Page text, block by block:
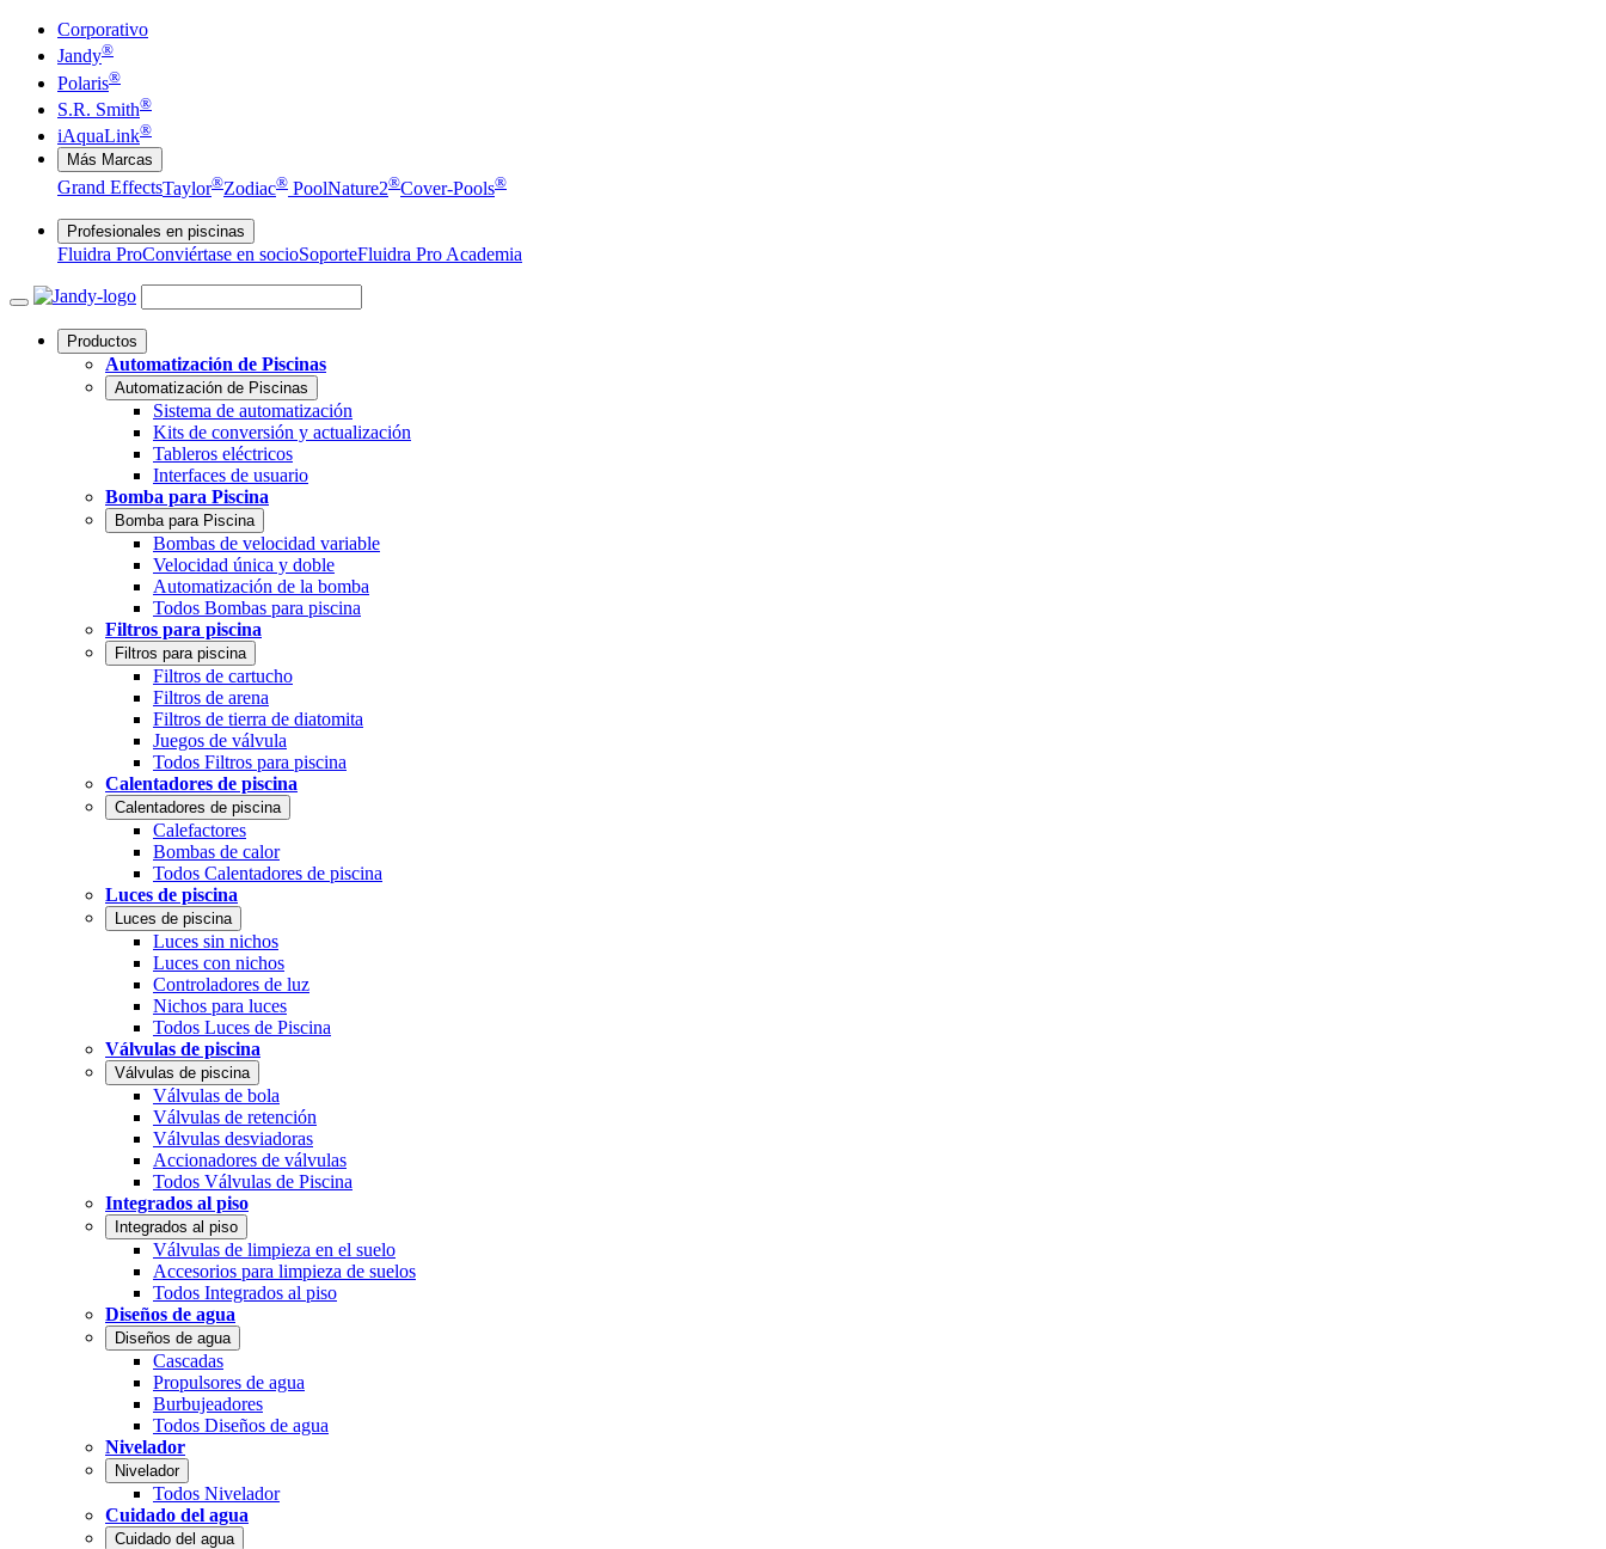
Corporativo
Jandy®
Polaris®
S.R. Smith®
iAquaLink®
Más Marcas
Grand EffectsTaylor®Zodiac® PoolNature2®Cover-Pools®
Profesionales en piscinas
Fluidra ProConviértase en socioSoporteFluidra Pro Academia
Productos
Automatización de Piscinas
Automatización de Piscinas
Sistema de automatización
Kits de conversión y actualización
Tableros eléctricos
Interfaces de usuario
Bomba para Piscina
Bomba para Piscina
Bombas de velocidad variable
Velocidad única y doble
Automatización de la bomba
Todos Bombas para piscina
Filtros para piscina
Filtros para piscina
Filtros de cartucho
Filtros de arena
Filtros de tierra de diatomita
Juegos de válvula
Todos Filtros para piscina
Calentadores de piscina
Calentadores de piscina
Calefactores
Bombas de calor
Todos Calentadores de piscina
Luces de piscina
Luces de piscina
Luces sin nichos
Luces con nichos
Controladores de luz
Nichos para luces
Todos Luces de Piscina
Válvulas de piscina
Válvulas de piscina
Válvulas de bola
Válvulas de retención
Válvulas desviadoras
Accionadores de válvulas
Todos Válvulas de Piscina
Integrados al piso
Integrados al piso
Válvulas de limpieza en el suelo
Accesorios para limpieza de suelos
Todos Integrados al piso
Diseños de agua
Diseños de agua
Cascadas
Propulsores de agua
Burbujeadores
Todos Diseños de agua
Nivelador
Nivelador
Todos Nivelador
Cuidado del agua
Cuidado del agua